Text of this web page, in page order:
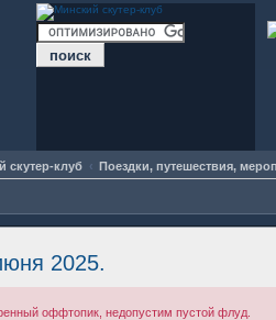
скутер-клуб
Поездки, путешествия,
2025.
оффтопик, недопустим пустой флуд.